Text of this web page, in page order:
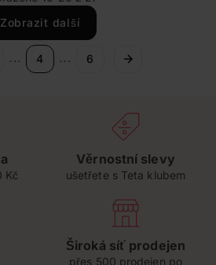
Zobrazit další
... 4 ... 6
Kč
Věrnostní slevy
ušetřete s Teta klubem
Široká síť prodejen
přes 500 prodejen po